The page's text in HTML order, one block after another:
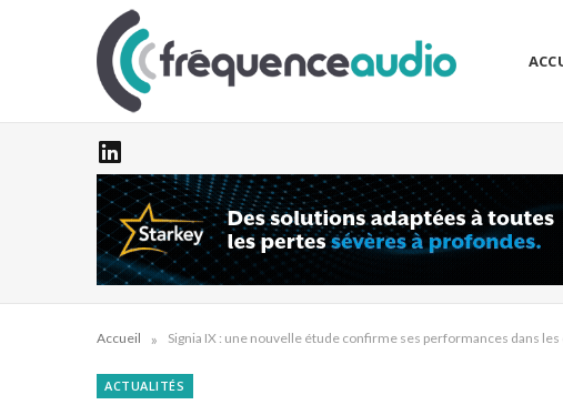
Accueil » Signia IX : une nouvelle étude confirme ses performances dans
ACTUALITÉS